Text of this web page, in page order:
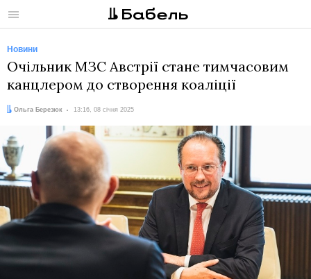
Меню
Новини
Очільник МЗС Австрії стане тимчасовим
канцлером до створення коаліції
Автор:
Ольга Березюк
Дата: 13:16, 08 січня 2025